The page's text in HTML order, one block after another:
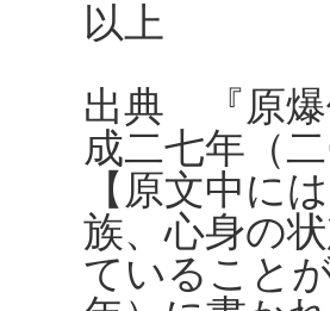
以上
出典 『原
成二七年（
【原文中に
族、心身の
ていること